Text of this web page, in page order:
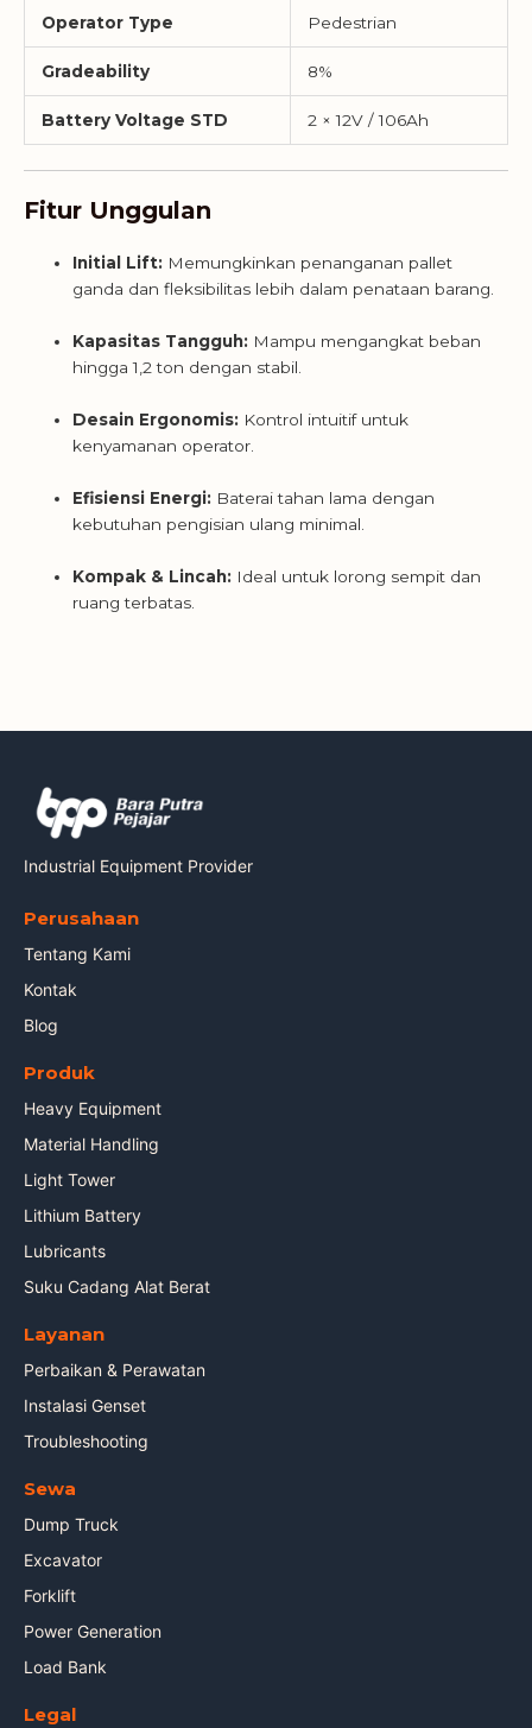
Operator Type Pedestrian
Gradeability 8%
Battery Voltage STD 2 × 12V / 106Ah
Fitur Unggulan
Initial Lift: Memungkinkan penanganan pallet
ganda dan fleksibilitas lebih dalam penataan barang.
Kapasitas Tangguh: Mampu mengangkat beban
hingga 1,2 ton dengan stabil.
Desain Ergonomis: Kontrol intuitif untuk
kenyamanan operator.
Efisiensi Energi: Baterai tahan lama dengan
kebutuhan pengisian ulang minimal.
Kompak & Lincah: Ideal untuk lorong sempit dan
ruang terbatas.
Industrial Equipment Provider
Perusahaan
Tentang Kami
Kontak
Blog
Produk
Heavy Equipment
Material Handling
Light Tower
Lithium Battery
Lubricants
Suku Cadang Alat Berat
Layanan
Perbaikan & Perawatan
Instalasi Genset
Troubleshooting
Sewa
Dump Truck
Excavator
Forklift
Power Generation
Load Bank
Legal